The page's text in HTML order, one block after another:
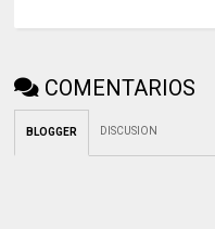
COMENTARIOS
BLOGGER DISCUSION